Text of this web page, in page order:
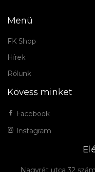
Menü
FK Shop
Hírek
Rólunk
Kövess minket
Facebook
Instagram
Nagyrét utca 32